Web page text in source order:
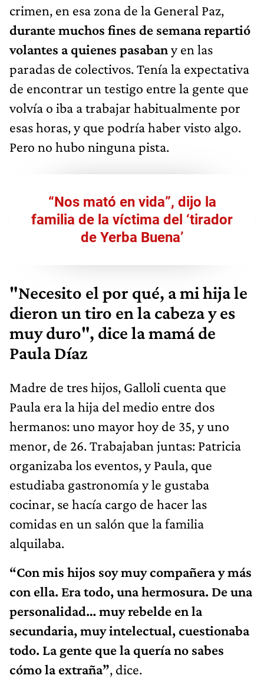
crimen, en esa zona de la General Paz,
durante muchos fines de semana repartió
volantes a quienes pasabany en las
paradas de colectivos. Tenía la expectativa
de encontrar un testigo entre la gente que
volvía o iba a trabajar habitualmente por
esas horas, y que podría haber visto algo.
Pero no hubo ninguna pista.
“Nos mató en vida”, dijo la
familia de la víctima del ‘tirador
de Yerba Buena’
"Necesito el por qué, a mi hija le
dieron un tiro en la cabeza y es
muy duro", dice la mamá de
Paula Díaz
Madre de tres hijos, Galloli cuenta que
Paula era la hija del medio entre dos
hermanos: uno mayor hoy de 35, y uno
menor, de 26. Trabajaban juntas: Patricia
organizaba los eventos, y Paula, que
estudiaba gastronomía y le gustaba
cocinar, se hacía cargo de hacer las
comidas en un salón que la familia
alquilaba.
“Con mis hijos soy muy compañera y más
con ella. Era todo, una hermosura. De una
personalidad… muy rebelde en la
secundaria, muy intelectual, cuestionaba
todo. La gente que la quería no sabes
cómo la extraña”, dice.